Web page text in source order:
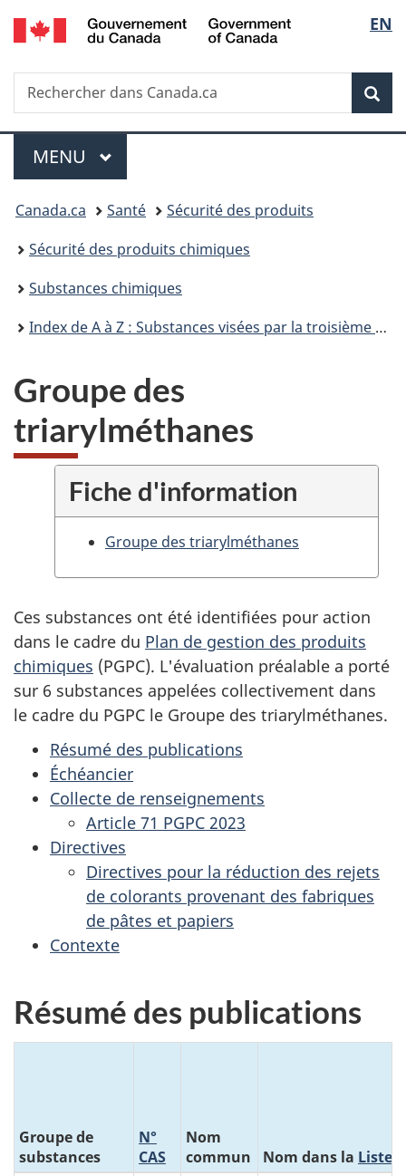
Passer
au
principal
Passer
à
Au
du
Passer
à
version
simplifiée
de
la
EN
Recherche
Rechercher
dans
Menu
MENU PRINCIPAL
Vous
êtes
ici :
Canada.ca Santé
Sécurité des produits
Sécurité des produits chimiques
Substances chimiques
Index de A à Z : Substances visées par la troisième phase du Plan de gestion des produits chimiques
Groupe des
triarylméthanes
Fiche d'information
Groupe des triarylméthanes
Ces substances ont été identifiées pour action
dans le cadre du Plan de gestion des produits
chimiques (PGPC). L'évaluation préalable a porté
sur 6 substances appelées collectivement dans
le cadre du PGPC le Groupe des triarylméthanes.
Résumé des publications
Échéancier
Collecte de renseignements
Article 71 PGPC 2023
Directives
Directives pour la réduction des rejets
de colorants provenant des fabriques
de pâtes et papiers
Contexte
Résumé des publications
Groupe de
substances
N°
CAS
Nom
commun
Nom dans la Liste